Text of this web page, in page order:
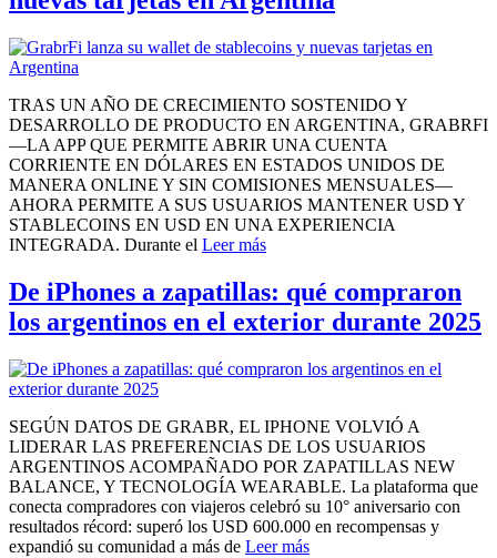
TRAS UN AÑO DE CRECIMIENTO SOSTENIDO Y
DESARROLLO DE PRODUCTO EN ARGENTINA, GRABRFI
—LA APP QUE PERMITE ABRIR UNA CUENTA
CORRIENTE EN DÓLARES EN ESTADOS UNIDOS DE
MANERA ONLINE Y SIN COMISIONES MENSUALES—
AHORA PERMITE A SUS USUARIOS MANTENER USD Y
STABLECOINS EN USD EN UNA EXPERIENCIA
INTEGRADA. Durante el Leer más
De iPhones a zapatillas: qué compraron
los argentinos en el exterior durante 2025
SEGÚN DATOS DE GRABR, EL IPHONE VOLVIÓ A
LIDERAR LAS PREFERENCIAS DE LOS USUARIOS
ARGENTINOS ACOMPAÑADO POR ZAPATILLAS NEW
BALANCE, Y TECNOLOGÍA WEARABLE. La plataforma que
conecta compradores con viajeros celebró su 10° aniversario con
resultados récord: superó los USD 600.000 en recompensas y
expandió su comunidad a más de Leer más